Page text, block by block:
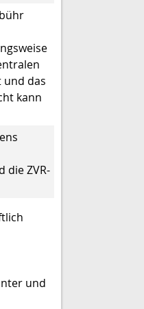
das
kann
die ZVR-
und